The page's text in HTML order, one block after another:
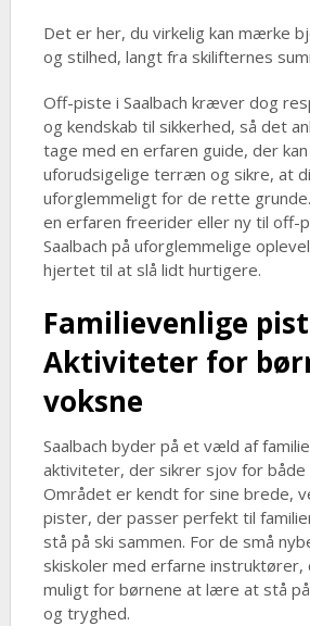
Det er her, du virkelig kan mærke
og stilhed, langt fra skilifternes
Off-piste i Saalbach kræver dog
og kendskab til sikkerhed, så det
tage med en erfaren guide, der
uforudsigelige terræn og sikre, at
uforglemmeligt for de rette
en erfaren freerider eller ny til off-
Saalbach på uforglemmelige
hjertet til at slå lidt hurtigere.
Familievenlige
Aktiviteter for
voksne
Saalbach byder på et væld af
aktiviteter, der sikrer sjov for både
Området er kendt for sine brede,
pister, der passer perfekt til
stå på ski sammen. For de små
skiskoler med erfarne
muligt for børnene at lære at stå
og tryghed.